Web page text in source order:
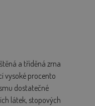
a tříděná zrna
vysoké procento
dostatečné
látek, stopových